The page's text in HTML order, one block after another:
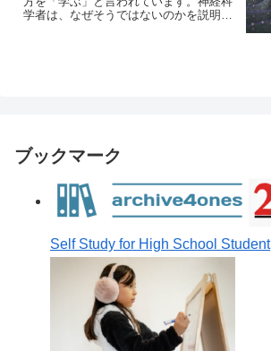
学者は、なぜそうではないのかを説明し
ブックマーク
Self Study for High School Student